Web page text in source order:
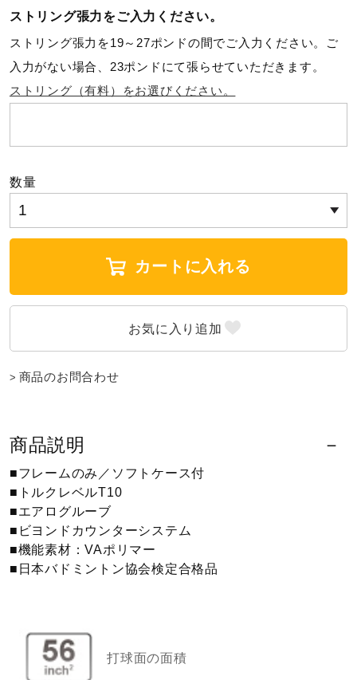
ライフスタイルグッズ
インナー
アウトドア／レイン
サポーター
ジュニア／キッズ
コラボ／ライセンス
セール
サポート
ストリング張力をご入力ください。
ストリング張力を19～27ポンドの間でご入力ください。ご
入力がない場合、23ポンドにて張らせていただきます。
ストリング（有料）をお選びください。
数量
カートに入れる
商品のお問合わせ
商品説明
■フレームのみ／ソフトケース付
■トルクレベルT10
■エアログルーブ
■ビヨンドカウンターシステム
■機能素材：VAポリマー
■日本バドミントン協会検定合格品
打球面の面積